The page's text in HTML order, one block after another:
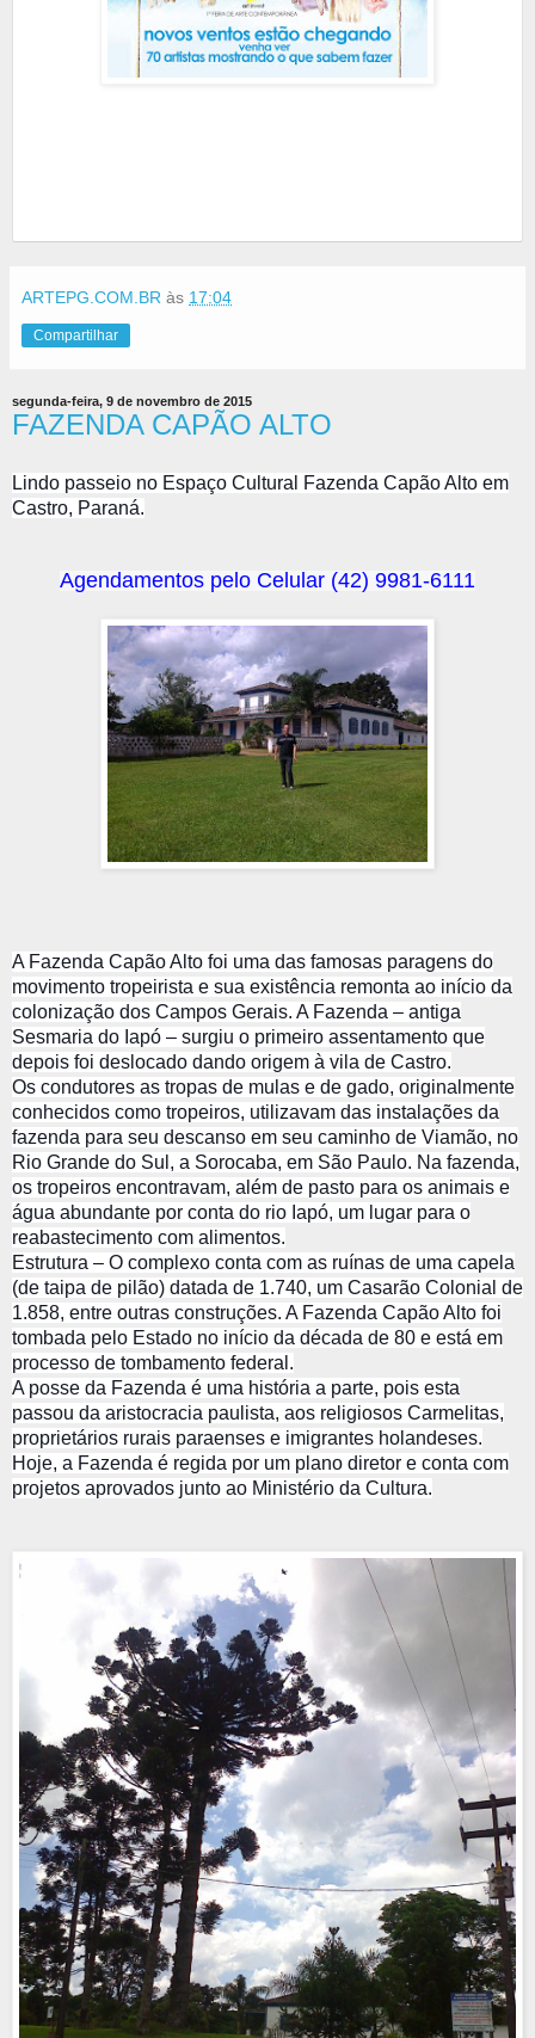
ARTEPG.COM.BR às 17:04
Compartilhar
segunda-feira, 9 de novembro de 2015
FAZENDA CAPÃO ALTO
Lindo passeio no Espaço Cultural Fazenda Capão Alto em
Castro, Paraná.
Agendamentos pelo Celular (42) 9981-6111
A Fazenda Capão Alto foi uma das famosas paragens do
movimento tropeirista e sua existência remonta ao início da
colonização dos Campos Gerais. A Fazenda – antiga
Sesmaria do Iapó – surgiu o primeiro assentamento que
depois foi deslocado dando origem à vila de Castro.
Os condutores as tropas de mulas e de gado, originalmente
conhecidos como tropeiros, utilizavam das instalações da
fazenda para seu descanso em seu caminho de Viamão, no
Rio Grande do Sul, a Sorocaba, em São Paulo. Na fazenda,
os tropeiros encontravam, além de pasto para os animais e
água abundante por conta do rio Iapó, um lugar para o
reabastecimento com alimentos.
Estrutura – O complexo conta com as ruínas de uma capela
(de taipa de pilão) datada de 1.740, um Casarão Colonial de
1.858, entre outras construções. A Fazenda Capão Alto foi
tombada pelo Estado no início da década de 80 e está em
processo de tombamento federal.
A posse da Fazenda é uma história a parte, pois esta
passou da aristocracia paulista, aos religiosos Carmelitas,
proprietários rurais paraenses e imigrantes holandeses.
Hoje, a Fazenda é regida por um plano diretor e conta com
projetos aprovados junto ao Ministério da Cultura.